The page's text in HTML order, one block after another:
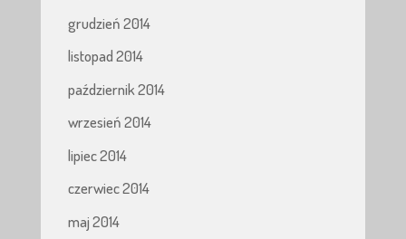
grudzień 2014
listopad 2014
październik 2014
wrzesień 2014
lipiec 2014
czerwiec 2014
maj 2014